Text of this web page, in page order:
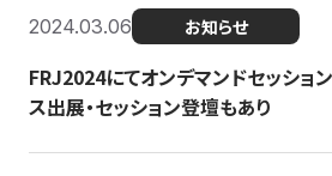
2024.03.06 お知らせ
FRJ2024にてオンデマンドセッショ
ス出展・セッション登壇もあり